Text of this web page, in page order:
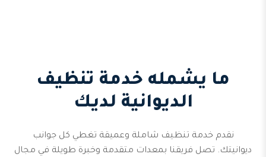
ما يشمله خدمة تنظيف
الديوانية لديك
نقدم خدمة تنظيف شاملة وعميقة تغطي كل جوانب
ديوانيتك. تصل فريقنا بمعدات متقدمة وخبرة طويلة في مجال